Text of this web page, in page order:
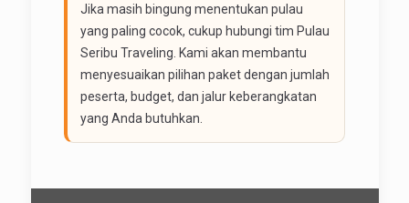
Jika masih bingung menentukan pulau
yang paling cocok, cukup hubungi tim Pulau
Seribu Traveling. Kami akan membantu
menyesuaikan pilihan paket dengan jumlah
peserta, budget, dan jalur keberangkatan
yang Anda butuhkan.